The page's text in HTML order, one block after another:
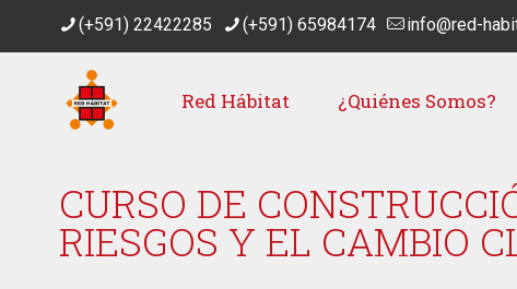
(+591) 22422285 (+591) 65984174 info@red-
Red Hábitat ¿Quiénes Somos?
CURSO DE
RIESGOS Y EL CAMBIO